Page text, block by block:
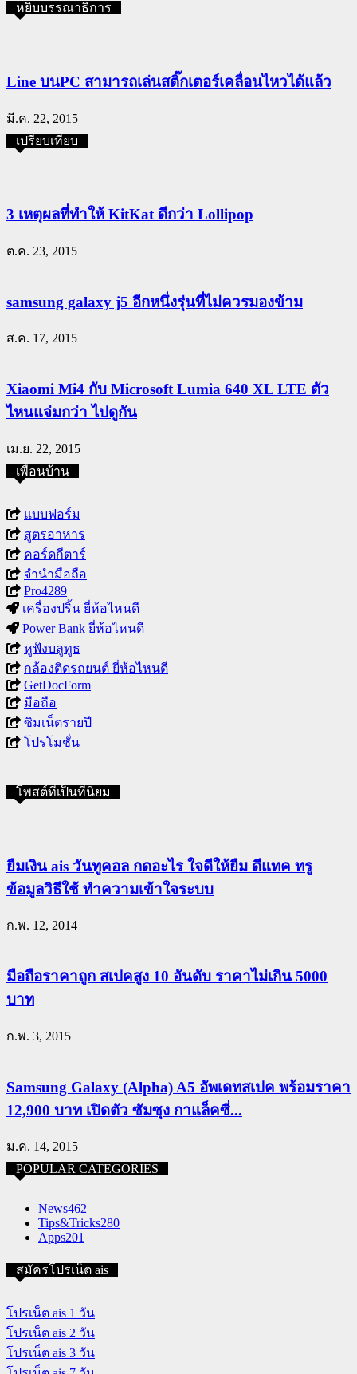
หยิบบรรณาธิการ
Line บนPC สามารถเล่นสติ๊กเตอร์เคลื่อนไหวได้แล้ว
มี.ค. 22, 2015
เปรียบเทียบ
3 เหตุผลที่ทำให้ KitKat ดีกว่า Lollipop
ต.ค. 23, 2015
samsung galaxy j5 อีกหนึ่งรุ่นที่ไม่ควรมองข้าม
ส.ค. 17, 2015
Xiaomi Mi4 กับ Microsoft Lumia 640 XL LTE ตัว
ไหนแจ่มกว่า ไปดูกัน
เม.ย. 22, 2015
เพื่อนบ้าน
แบบฟอร์ม
สูตรอาหาร
คอร์ดกีตาร์
จำนำมือถือ
Pro4289
เครื่องปริ้น ยี่ห้อไหนดี
Power Bank ยี่ห้อไหนดี
หูฟังบลูทูธ
กล้องติดรถยนต์ ยี่ห้อไหนดี
GetDocForm
มือถือ
ซิมเน็ตรายปี
โปรโมชั่น
โพสต์ที่เป็นที่นิยม
ยืมเงิน ais วันทูคอล กดอะไร ใจดีให้ยืม ดีแทค ทรู
ข้อมูลวิธีใช้ ทำความเข้าใจระบบ
ก.พ. 12, 2014
มือถือราคาถูก สเปคสูง 10 อันดับ ราคาไม่เกิน 5000
บาท
ก.พ. 3, 2015
Samsung Galaxy (Alpha) A5 อัพเดทสเปค พร้อมราคา
12,900 บาท เปิดตัว ซัมซุง กาแล็คซี่...
ม.ค. 14, 2015
POPULAR CATEGORIES
News462
Tips&Tricks280
Apps201
สมัครโปรเน็ต ais
โปรเน็ต ais 1 วัน
โปรเน็ต ais 2 วัน
โปรเน็ต ais 3 วัน